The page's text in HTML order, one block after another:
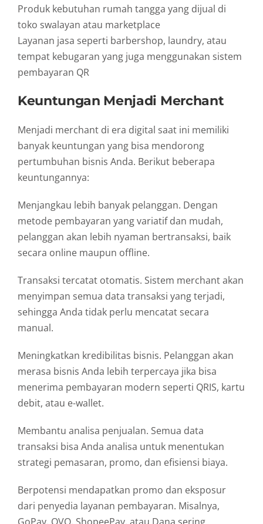
Produk kebutuhan rumah tangga yang dijual di
toko swalayan atau marketplace
Layanan jasa seperti barbershop, laundry, atau
tempat kebugaran yang juga menggunakan sistem
pembayaran QR
Keuntungan Menjadi Merchant
Menjadi merchant di era digital saat ini memiliki
banyak keuntungan yang bisa mendorong
pertumbuhan bisnis Anda. Berikut beberapa
keuntungannya:
Menjangkau lebih banyak pelanggan. Dengan
metode pembayaran yangvariatifdan mudah,
pelanggan akan lebih nyaman bertransaksi, baik
secara online maupun offline.
Transaksi tercatat otomatis. Sistem merchantakan
menyimpan semua data transaksi yangterjadi,
sehingga Anda tidak perlu mencatat secara
manual.
Meningkatkan kredibilitas bisnis. Pelanggan akan
merasa bisnis Anda lebih terpercaya jika bisa
menerima pembayaran modern seperti QRIS, kartu
debit, atau e-wallet.
Membantu analisa penjualan. Semua data
transaksi bisa Anda analisa untuk menentukan
strategi pemasaran, promo, dan efisiensi biaya.
Berpotensi mendapatkan promo dan eksposur
dari penyedia layanan pembayaran. Misalnya,